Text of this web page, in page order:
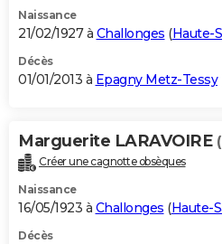
Naissance
21/02/1927 à Challonges (Haute-
Décès
01/01/2013 à Epagny Metz-Tessy
Marguerite LARAVOIRE
Créer une cagnotte obsèques
Naissance
16/05/1923 à Challonges (Haute-
Décès